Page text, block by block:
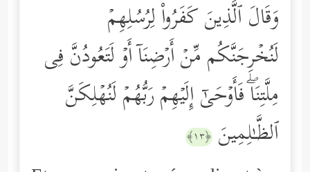
وَقَالَ ٱلَّذِینَ كَفَرُواْ لِرُسُلِهِمۡ
لَنُخۡرِجَنَّكُم مِّنۡ أَرۡضِنَاۤ أَوۡ لَتَعُودُنَّ فِی
مِلَّتِنَاۖ فَأَوۡحَىٰۤ إِلَیۡهِمۡ رَبُّهُمۡ لَنُهۡلِكَنَّ
ٱلظَّـٰلِمِینَ ﴿١٣﴾